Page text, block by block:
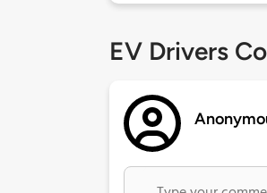
EV Drivers